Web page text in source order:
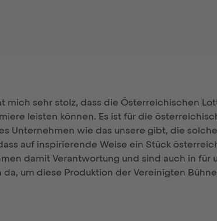
mich sehr stolz, dass die Österreichischen
leisten können. Es ist für die
Unternehmen wie das unsere gibt, die solche
auf inspirierende Weise ein Stück
damit Verantwortung und sind auch in für
um diese Produktion der Vereinigten